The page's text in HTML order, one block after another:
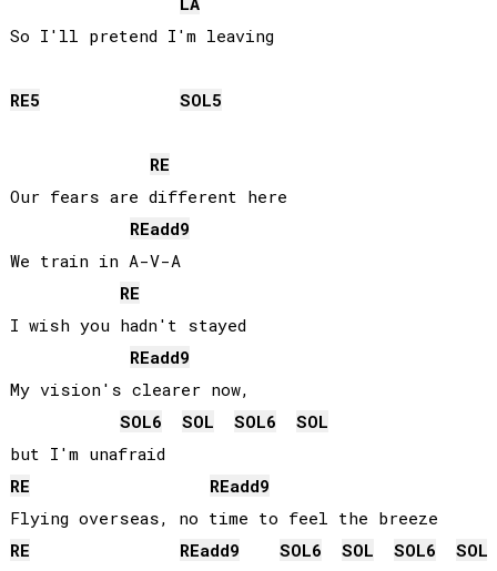
So I'll pretend I'm leaving
RE5 SOL5
RE
Our fears are different here
REadd9
We train in A-V-A
RE
I wish you hadn't stayed
REadd9
My vision's clearer now,
SOL6 SOL SOL6
SOL
RE
REadd9
RE
REadd9 SOL6 SOL SOL6
SOL